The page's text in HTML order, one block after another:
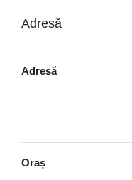
Adresă
Adresă
Oraș